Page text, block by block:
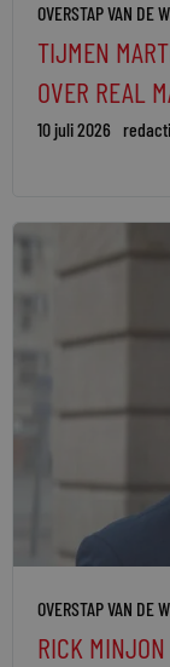
OVERSTAP VAN DE
TIJMEN
OVER REAL
10 juli 2026
OVERSTAP VAN DE
RICK